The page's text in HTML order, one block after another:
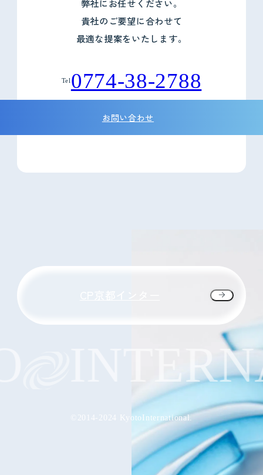
弊社にお任せください。
貴社のご要望に合わせて
最適な提案をいたします。
Tel0774-38-2788
お問い合わせ
©2014-2024 KyotoInternational.